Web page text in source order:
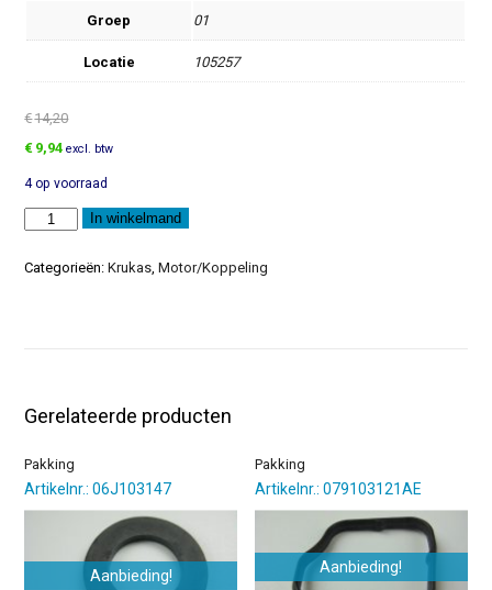
Groep 01
Locatie 105257
€14,20
Oorspronkelijke
was:
€14,20.
€ 9,94Huidige
is:
€9,94.
excl. btw
4 op voorraad
Naaldlagerloopring
aantal
In winkelmand
Categorieën:Krukas ,Motor/Koppeling
Gerelateerde producten
Pakking
Artikelnr.: 06J103147
Aanbieding!
Pakking
Artikelnr.: 079103121AE
Aanbieding!